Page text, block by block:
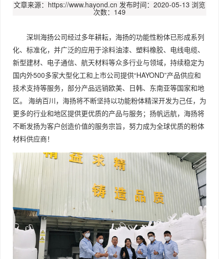
文章来源：https://www.hayond.cn 发布时间：2020-05-13 浏览
次数：149
深圳海扬公司经过多年耕耘，海扬的功能性粉体已形成系列
化、标准化，并广泛的应用于涂料油漆、塑料橡胶、电线电缆、
新型建材、电子通信、航天材料等众多行业与领域，持续稳定为
国内外500多家大型化工和上市公司提供“HAYOND”产品供应和
技术支持等服务，部分产品远销欧美、日韩、东南亚等国家和地
区。 海纳百川，海扬将不断坚持以功能粉体精深开发为己任，为
更多的行业和地区提供更优质的产品与服务；扬帆远航，海扬将
不断发扬为客户创造价值的服务宗旨，努力成为全球优质的粉体
材料供应商！